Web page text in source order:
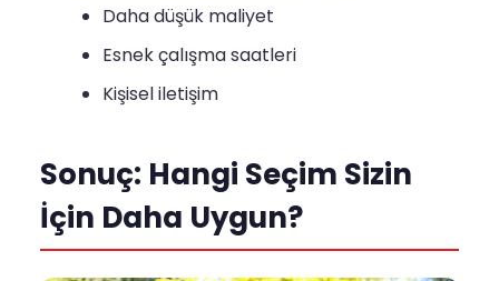
Daha düşük maliyet
Esnek çalışma saatleri
Kişisel iletişim
Sonuç: Hangi Seçim Sizin
İçin Daha Uygun?